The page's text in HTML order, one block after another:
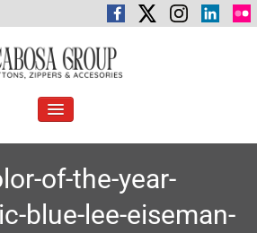
accesorios
ALTERNAR
of-the-year-
blue-lee-eiseman-